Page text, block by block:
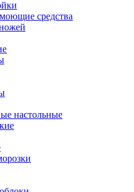
средства
настольные